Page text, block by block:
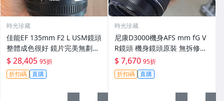
時光珍藏
佳能EF 135mm F2 L USM鏡頭
整體成色很好 鏡片完美無劃痕
功能一切正常 無拆修無-3430
$ 28,405 95折
折扣碼 直購
時光珍藏
尼康D3000機身AFS mm fG V
R鏡頭 機身鏡頭原裝 無拆修無
翻新 有輕微使用痕跡 鏡頭-34
30
$ 7,670 95折
折扣碼 直購